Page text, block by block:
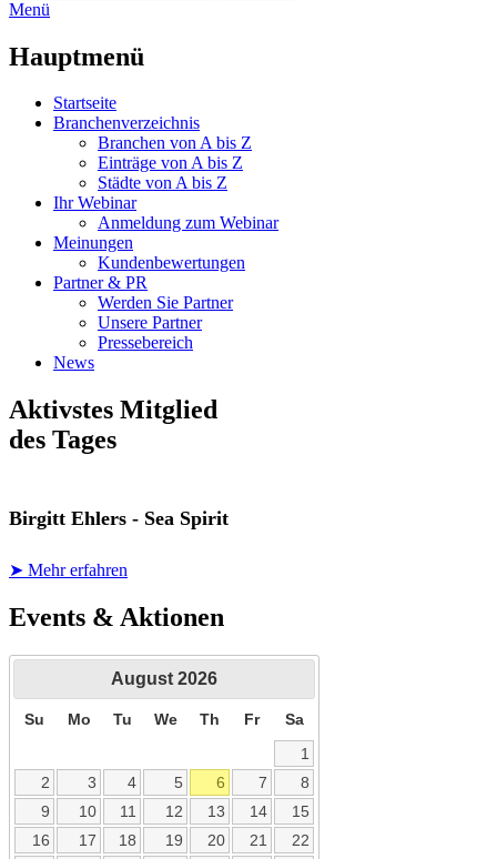
Menü
Hauptmenü
Startseite
Branchenverzeichnis
Branchen von A bis Z
Einträge von A bis Z
Städte von A bis Z
Ihr Webinar
Anmeldung zum Webinar
Meinungen
Kundenbewertungen
Partner & PR
Werden Sie Partner
Unsere Partner
Pressebereich
News
Aktivstes Mitglied
des Tages
Birgitt Ehlers - Sea Spirit
➤ Mehr erfahren
Events & Aktionen
August 2026
Su Mo Tu We Th Fr
Sa
1
2
3 4 5 6 7
8
9
10 11 12 13 14
15
16
17 18 19 20 21
22